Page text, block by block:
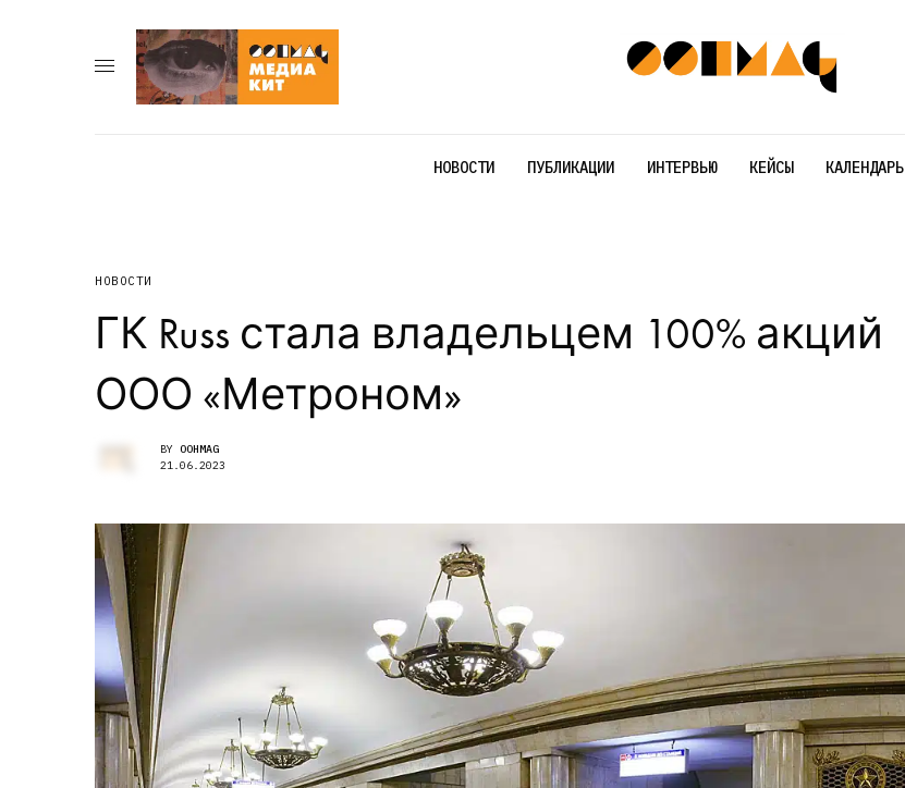
НОВОСТИ ПУБЛИКАЦИИ ИНТЕРВЬЮ КЕЙСЫ КАЛЕНДАРЬ
НОВОСТИ
ГК Russ стала владельцем 100% акций
ООО «Метроном»
BY OOHMAG
21.06.2023